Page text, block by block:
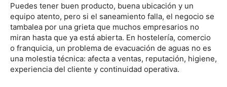
Puedes tener buen producto, buena ubicación y un
equipo atento, pero si el saneamiento falla, el negocio se
tambalea por una grieta que muchos empresarios no
miran hasta que ya está abierta. En hostelería, comercio
o franquicia, un problema de evacuación de aguas no es
una molestia técnica: afecta a ventas, reputación, higiene,
experiencia del cliente y continuidad operativa.